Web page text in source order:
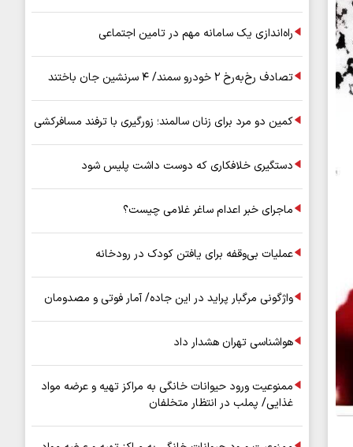
راه‌اندازی یک سامانه مهم در تامین اجتماعی
تصادف رخ‌به‌رخ ۲ خودرو سمند/ ۴ سرنشین جان باختند
کمین دو مرد برای زنان سالمند؛ زورگیری با ترفند مسافرکشی
دستگیری خلافکاری که دوست داشت پلیس شود
ماجرای خبر اعدام ساغر غلامی چیست؟
عملیات بی‌وقفه برای یافتن کودک در رودخانه
واژگونی مرگبار پراید در این جاده/ آمار فوتی و مصدومان
هواشناسی تهران هشدار داد
ممنوعیت ورود حیوانات خانگی به مراکز تهیه و عرضه مواد
غذایی/ پملب در انتظار متخلفان